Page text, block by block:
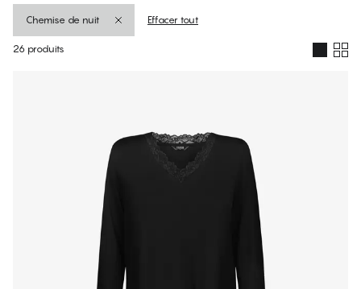
Chemise de nuit Effacer tout
26 produits